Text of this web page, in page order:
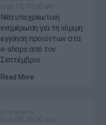
Νέα υποχρεωτική
ενημέρωση για τη νόμιμη
εγγύηση προϊόντων στα
e-shops από τον
Σεπτέμβριο
Read More